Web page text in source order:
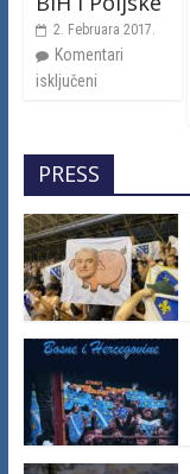
2. Februara 2017.
Komentari
isključeni
PRESS